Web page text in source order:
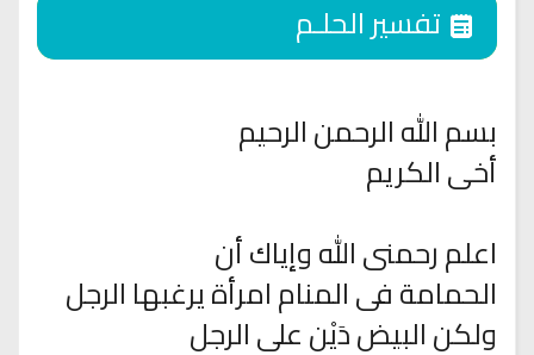
بسم الله الرحمن الرحيم
أخى الكريم
اعلم رحمنى الله وإياك أن
الحمامة فى المنام امرأة يرغبها الرجل
ولكن البيض دَيْن على الرجل